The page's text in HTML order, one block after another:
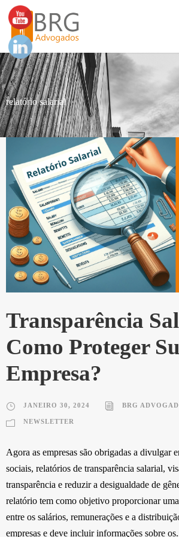
relatório salarial
Transparência
Como Proteger
Empresa?
JANEIRO 30, 2024 BRG
NEWSLETTER
Agora as empresas são obrigadas a divulgar
sociais, relatórios de transparência salarial,
transparência e reduzir a desigualdade de
relatório tem como objetivo proporcionar
entre os salários, remunerações e a
empresas e deve incluir informações sobre